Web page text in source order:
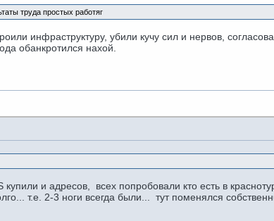
труда простых работяг
инфраструктуру, убили кучу сил и нервов,
обанкротился нахой.
и адресов, всех попробовали кто есть в
т.е. 2-3 ноги всегда были... тут поменялся